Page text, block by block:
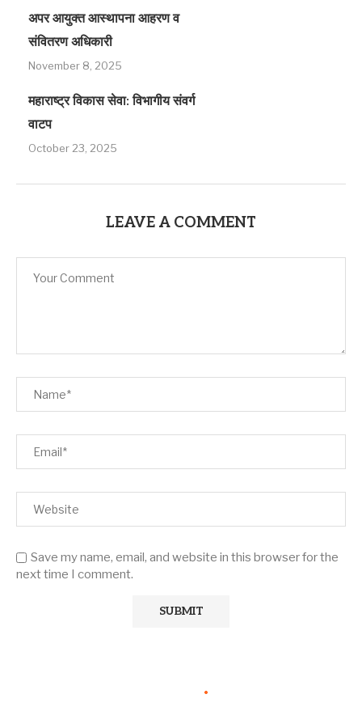
अपर आयुक्त आस्थापना आहरण व
संवितरण अधिकारी
November 8, 2025
महाराष्ट्र विकास सेवा: विभागीय संवर्ग
वाटप
October 23, 2025
LEAVE A COMMENT
Save my name, email, and website in this browser for the
next time I comment.